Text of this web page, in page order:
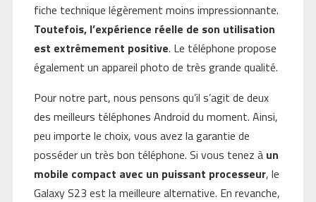
fiche technique légèrement moins impressionnante.
Toutefois, l’expérience réelle de son utilisation
est extrêmement positive. Le téléphone propose
également un appareil photo de très grande qualité.
Pour notre part, nous pensons qu’il s’agit de deux
des meilleurs téléphones Android du moment. Ainsi,
peu importe le choix, vous avez la garantie de
posséder un très bon téléphone. Si vous tenez à un
mobile compact avec un puissant processeur, le
Galaxy S23 est la meilleure alternative. En revanche,